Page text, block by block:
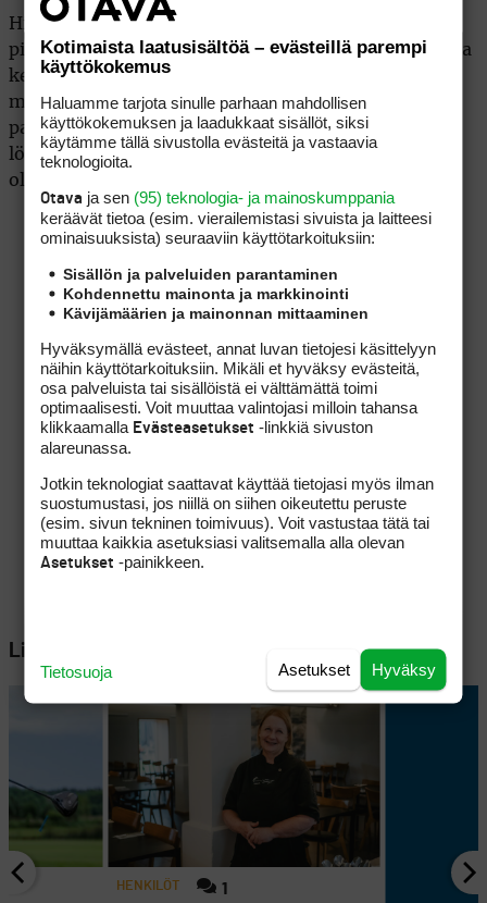
Hillitty ja hyväkäytöksinen Rai on poikkeuksellisen
pidetty ihminen myös kovimpien kilpakumppaniensa
keskuudessa. Heistä kukaan ei hävinnyt Raille
mielellään, mutta hänen voitostaan harva on
pahoillaan tai kuten Rory McIlroy asian tiivisti: ”Et
löydä tämän kentän alueelta yhtään ihmistä, joka ei
olisi hänen puolestaan iloinen.”
Lisää aiheesta
HENKILÖT 1
Kotimaista laatusisältöä – evästeillä parempi
käyttökokemus
Haluamme tarjota sinulle parhaan mahdollisen
käyttökokemuksen ja laadukkaat sisällöt, siksi
käytämme tällä sivustolla evästeitä ja vastaavia
teknologioita.
Otava ja sen (95) teknologia- ja mainoskumppania
keräävät tietoa (esim. vierailemis­tasi sivuista ja laitteesi
ominaisuuk­sista) seuraaviin käyttötarkoituksiin:
Sisällön ja palveluiden parantaminen
Kohdennettu mainonta ja markkinointi
Kävijämäärien ja mainonnan mittaaminen
Hyväksymällä evästeet, annat luvan tietojesi käsittelyyn
näihin käyttötarkoituksiin. Mikäli et hyväksy evästeitä,
osa palveluista tai sisällöistä ei välttämättä toimi
optimaalisesti. Voit muuttaa valintojasi milloin tahansa
klikkaamalla Evästeasetukset -linkkiä sivuston
alareunassa.
Jotkin teknologiat saattavat käyttää tietojasi myös ilman
suostumustasi, jos niillä on siihen oikeutettu peruste
(esim. sivun tekninen toimivuus). Voit vastustaa tätä tai
muuttaa kaikkia asetuksiasi valitsemalla alla olevan
Asetukset -painikkeen.
Hyväksy
Asetukset
Tietosuoja